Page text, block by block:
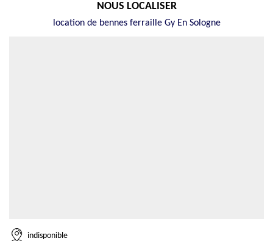
NOUS LOCALISER
location de bennes ferraille Gy En Sologne
indisponible